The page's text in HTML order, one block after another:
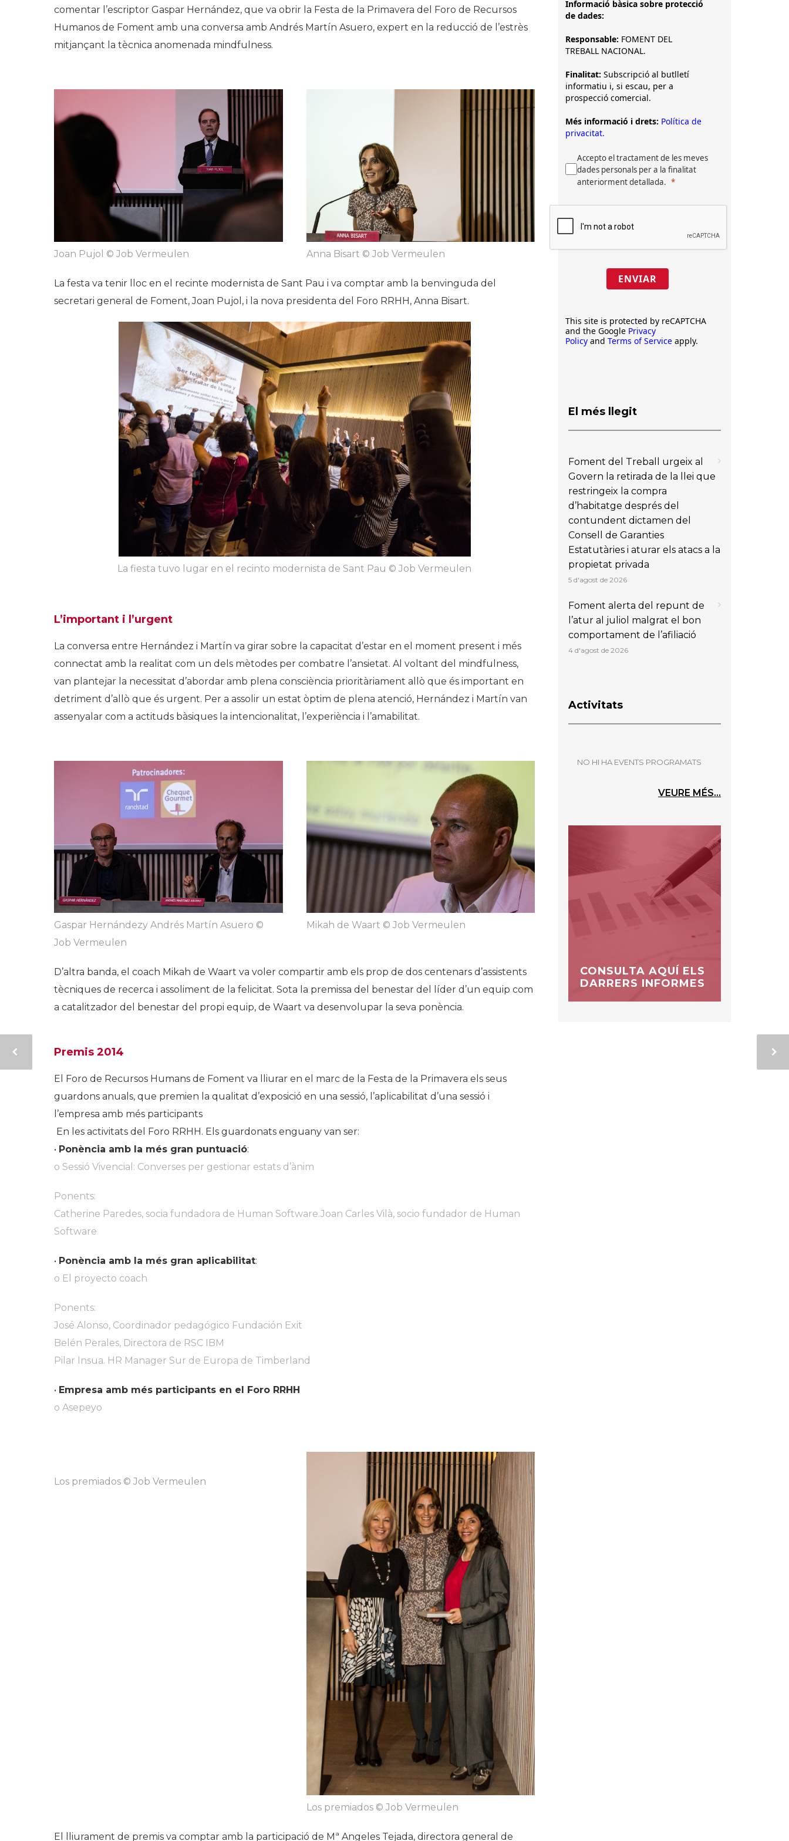
comentar l’escriptor Gaspar Hernández, que va obrir la Festa de la Primavera del Foro de Recursos
Humanos de Foment amb una conversa amb Andrés Martín Asuero, expert en la reducció de l’estrès
mitjançant la tècnica anomenada mindfulness.
Joan Pujol © Job Vermeulen Anna Bisart © Job Vermeulen
La festa va tenir lloc en el recinte modernista de Sant Pau i va comptar amb la benvinguda del
secretari general de Foment, Joan Pujol, i la nova presidenta del Foro RRHH, Anna Bisart.
La fiesta tuvo lugar en el recinto modernista de Sant Pau​ © Job Vermeulen
L’important i l’urgent
La conversa entre Hernández i Martín va girar sobre la capacitat d’estar en el moment present i més
connectat amb la realitat com un dels mètodes per combatre l’ansietat. Al voltant del mindfulness,
van plantejar la necessitat d’abordar amb plena consciència prioritàriament allò que és important en
detriment d’allò que és urgent. Per a assolir un estat òptim de plena atenció, Hernández i Martín van
assenyalar com a actituds bàsiques la intencionalitat, l’experiència i l’amabilitat.
Gaspar Hernándezy Andrés Martín Asuero ©
Job Vermeulen
Mikah de Waart © Job Vermeulen
D’altra banda, el coach Mikah de Waart va voler compartir amb els prop de dos centenars d’assistents
tècniques de recerca i assoliment de la felicitat. Sota la premissa del benestar del líder d’un equip com
a catalitzador del benestar del propi equip, de Waart va desenvolupar la seva ponència.
Premis 2014
El Foro de Recursos Humans de Foment va lliurar en el marc de la Festa de la Primavera els seus
guardons anuals, que premien la qualitat d’exposició en una sessió, l’aplicabilitat d’una sessió i
l’empresa amb més participants
En les activitats del Foro RRHH. Els guardonats enguany van ser:
• Ponència amb la més gran puntuació:
o Sessió Vivencial: Converses per gestionar estats d’ànim
Ponents:
Catherine Paredes, socia fundadora de Human Software.Joan Carles Vilà, socio fundador de Human
Software
• Ponència amb la més gran aplicabilitat:
o El proyecto coach
Ponents:
José Alonso, Coordinador pedagógico Fundación Exit
Belén Perales, Directora de RSC IBM
Pilar Insua. HR Manager Sur de Europa de Timberland
• Empresa amb més participants en el Foro RRHH
o Asepeyo
Los premiados © Job Vermeulen
Los premiados © Job Vermeulen
El lliurament de premis va comptar amb la participació de Mª Angeles Tejada, directora general de
Informació bàsica sobre protecció
de dades:
Responsable: FOMENT DEL
TREBALL NACIONAL.
Finalitat: Subscripció al butlletí
informatiu i, si escau, per a
prospecció comercial.
Més informació i drets: Política de
privacitat.
Accepto el tractament de les meves
dades personals per a la finalitat
anteriorment detallada.
ENVIAR
This site is protected by reCAPTCHA
and the Google Privacy
Policy and Terms of Service apply.
El més llegit
Foment del Treball urgeix al
Govern la retirada de la llei que
restringeix la compra
d’habitatge després del
contundent dictamen del
Consell de Garanties
Estatutàries i aturar els atacs a la
propietat privada
5 d'agost de 2026
Foment alerta del repunt de
l’atur al juliol malgrat el bon
comportament de l’afiliació
4 d'agost de 2026
Activitats
NO HI HA EVENTS PROGRAMATS
VEURE MÉS...
CONSULTA AQUÍ ELS
DARRERS INFORMES